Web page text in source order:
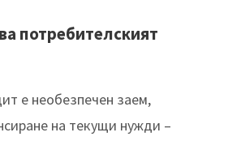
потребителският
е необезпечен заем,
на текущи нужди –